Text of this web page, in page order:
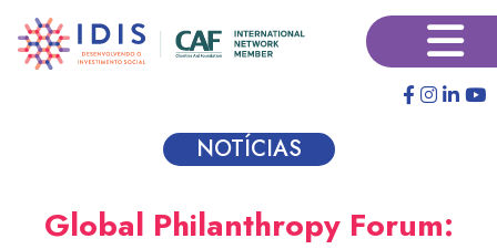
para
×
NOTÍCIAS
Global Philanthropy Forum: